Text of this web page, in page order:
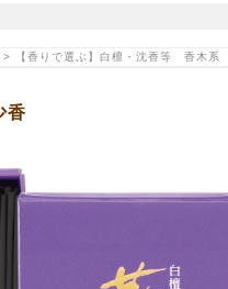
【香りで選ぶ】白檀・沈香等 香木系
香